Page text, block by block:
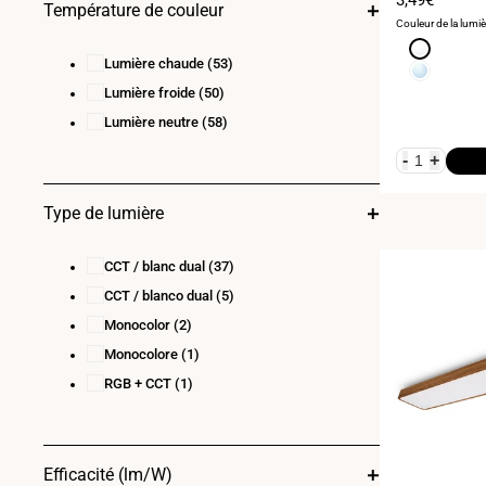
de
vente
Couleur de la
Blanc
neutre
Blanc
- +
24 (14)
30 (3)
36 (7)
40 (1)
Température de couleur
Lumière chaude (53)
Lumière froide (50)
Lumière neutre (58)
Type de lumière
CCT / blanc dual (37)
CCT / blanco dual (5)
Monocolor (2)
Monocolore (1)
RGB + CCT (1)
Efficacité (lm/W)